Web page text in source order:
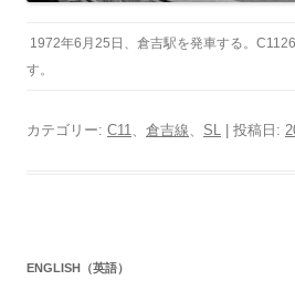
1972年6月25日、倉吉駅を発車する。
す。
カテゴリー: C11、 倉吉線、 SL | 投稿日:
ENGLISH（英語）